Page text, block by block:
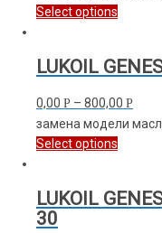
Select options
LUKOIL
0,00 Р – 800,00 Р
замена модели
Select options
LUKOIL
30